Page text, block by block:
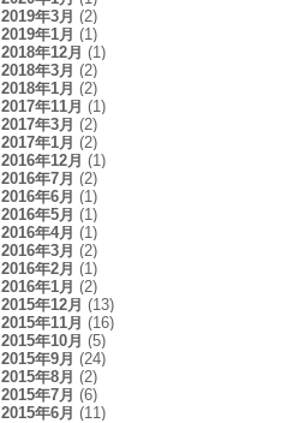
2019年3月 (2)
2019年1月 (1)
2018年12月 (1)
2018年3月 (2)
2018年1月 (2)
2017年11月 (1)
2017年3月 (2)
2017年1月 (2)
2016年12月 (1)
2016年7月 (2)
2016年6月 (1)
2016年5月 (1)
2016年4月 (1)
2016年3月 (2)
2016年2月 (1)
2016年1月 (2)
2015年12月 (13)
2015年11月 (16)
2015年10月 (5)
2015年9月 (24)
2015年8月 (2)
2015年7月 (6)
2015年6月 (11)